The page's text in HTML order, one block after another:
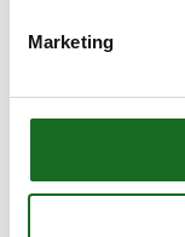
Marketing